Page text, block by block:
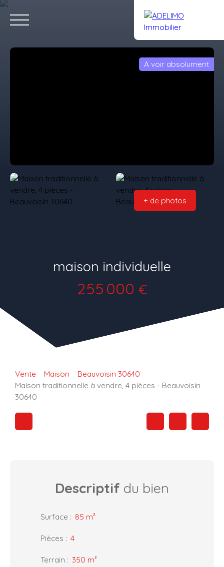
A voir absolument
+ de photos
maison individuelle
255 000 €
Vente Maison
Beauvoisin 30640
Maison traditionnelle à vendre, 4 pièces - Beauvoisin
30640
Descriptif du bien
Surface : 85 m²
Pièces : 4
Terrain : 350 m²